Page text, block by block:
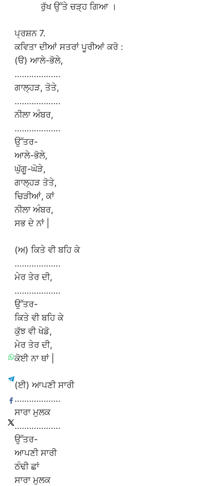
ਰੁੱਖ ਉੱਤੇ ਚੜ੍ਹ ਗਿਆ ।
ਪ੍ਰਸ਼ਨ 7.
ਕਵਿਤਾ ਦੀਆਂ ਸਤਰਾਂ ਪੂਰੀਆਂ ਕਰੋ :
(ੳ) ਆਲੇ-ਭੋਲੇ,
……………….
ਗਾਲ੍ਹੜ, ਤੋਤੇ,
……………….
ਨੀਲਾ ਅੰਬਰ,
……………….
ਉੱਤਰ-
ਆਲੇ-ਭੋਲੇ,
ਘੁੱਗੂ-ਘੋੜੇ,
ਗਾਲ੍ਹੜ ਤੋਤੇ,
ਚਿੜੀਆਂ, ਕਾਂ
ਨੀਲਾ ਅੰਬਰ,
ਸਭ ਦੇ ਨਾਂ |
(ਅ) ਕਿਤੇ ਵੀ ਬਹਿ ਕੇ
……………….
ਮੇਰ ਤੇਰ ਦੀ,
……………….
ਉੱਤਰ-
ਕਿਤੇ ਵੀ ਬਹਿ ਕੇ
ਕੁੱਝ ਵੀ ਖੇਡੋ,
ਮੇਰ ਤੇਰ ਦੀ,
ਕੋਈ ਨਾ ਥਾਂ |
(ਈ) ਆਪਣੀ ਸਾਰੀ
……………….
ਸਾਰਾ ਮੁਲਕ
……………….
ਉੱਤਰ-
ਆਪਣੀ ਸਾਰੀ
ਠੰਢੀ ਛਾਂ
ਸਾਰਾ ਮੁਲਕ